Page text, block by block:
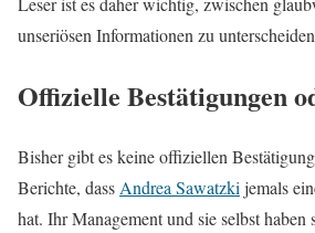
unseriösen Informationen zu
Offizielle Bestätigungen
Bisher gibt es keine offiziellen
Berichte, dassAndrea Sawatzkijemals
hat. Ihr Management und sie selbst haben